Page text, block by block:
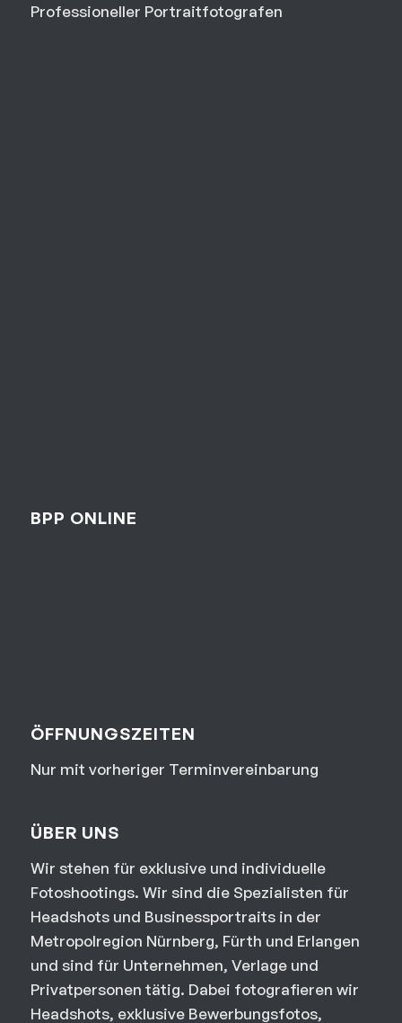
Professioneller Portraitfotografen
BPP ONLINE
ÖFFNUNGSZEITEN
Nur mit vorheriger Terminvereinbarung
ÜBER UNS
Wir stehen für exklusive und individuelle
Fotoshootings. Wir sind die Spezialisten für
Headshots und Businessportraits in der
Metropolregion Nürnberg, Fürth und Erlangen
und sind für Unternehmen, Verlage und
Privatpersonen tätig. Dabei fotografieren wir
Headshots, exklusive Bewerbungsfotos,